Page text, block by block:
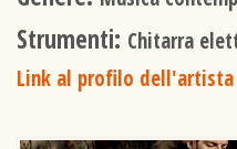
Strumenti: Chitarra
Link al profilo dell'artista